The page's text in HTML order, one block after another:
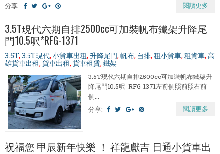
分享:
閱讀更多
3.5T現代六期自排2500cc可加裝帆布鐵架升降尾
門10.5呎*RFG-1371
3.5T, 3.5T現代, 小貨車出租, 升降尾門, 帆布, 自排, 租小貨車, 租貨車, 高
雄貨車出租, 貨車出租, 貨車租賃, 鐵架
3.5T現代六期自排2500cc可加裝帆布鐵架升
降尾門10.5呎 RFG-1371左前側照前照右前
側...
分享:
閱讀更多
祝福您 甲辰新年快樂 ！ 祥龍獻吉 日通小貨車出